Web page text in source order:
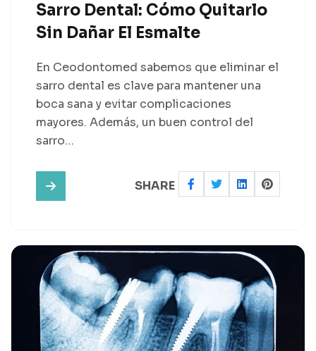
Sarro Dental: Cómo Quitarlo
Sin Dañar El Esmalte
En Ceodontomed sabemos que eliminar el
sarro dental es clave para mantener una
boca sana y evitar complicaciones
mayores. Además, un buen control del
sarro…
SHARE